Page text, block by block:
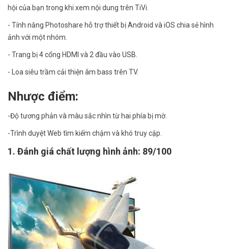
hội của bạn trong khi xem nội dung trên TiVi.
- Tính năng Photoshare hỗ trợ thiết bị Android và iOS chia sẻ hình
ảnh với một nhóm.
- Trang bị 4 cổng HDMI và 2 đầu vào USB.
- Loa siêu trầm cải thiện âm bass trên TV.
Nhược điểm:
-Độ tương phản và màu sắc nhìn từ hai phía bị mờ.
-Trình duyệt Web tìm kiếm chậm và khó truy cập.
1. Đánh giá chất lượng hình ảnh: 89/100